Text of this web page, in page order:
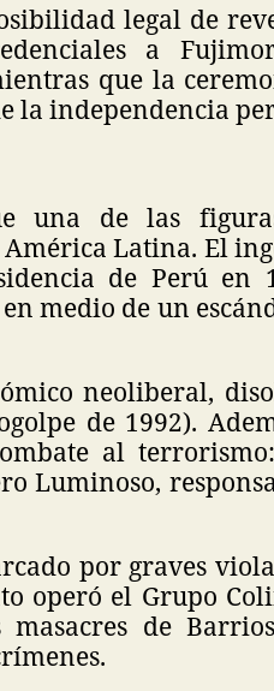
legal de
a
que la
la independencia
una de las
Latina. El
de Perú en
medio de un
neoliberal,
de 1992).
al
Luminoso,
por graves
operó el Grupo
de